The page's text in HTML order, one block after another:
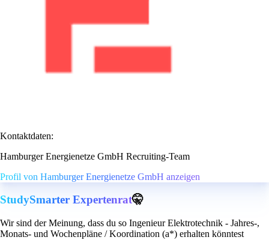
Kontaktdaten:
Hamburger Energienetze GmbH Recruiting-Team
Profil von Hamburger Energienetze GmbH anzeigen
StudySmarter Expertenrat🤫
Wir sind der Meinung, dass du so Ingenieur Elektrotechnik - Jahres-,
Monats- und Wochenpläne / Koordination (a*) erhalten könntest